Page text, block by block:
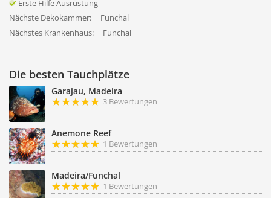
Erste Hilfe Ausrüstung
Nächste Dekokammer:
Funchal
Nächstes Krankenhaus:
Funchal
Die besten Tauchplätze
Garajau, Madeira
3 Bewertungen
Anemone Reef
1 Bewertungen
Madeira/Funchal
1 Bewertungen